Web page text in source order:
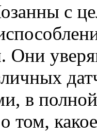
с
Они
в
том,